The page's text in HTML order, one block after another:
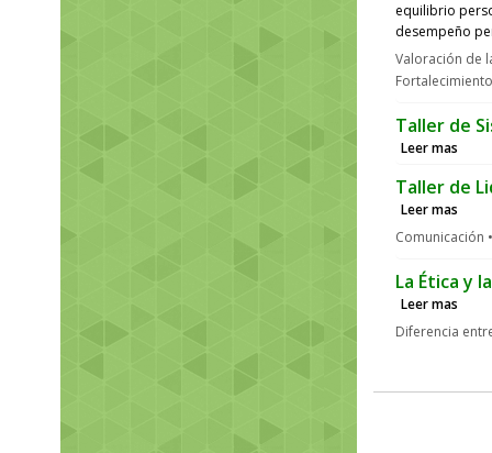
equilibrio
desempeño
Valoración de
Taller de
Leer mas
Taller de
Leer mas
Comunicación
La Ética y
Leer mas
Diferencia